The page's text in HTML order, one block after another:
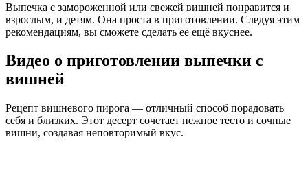
Выпечка с замороженной или свежей вишней понравится и
взрослым, и детям. Она проста в приготовлении. Следуя этим
рекомендациям, вы сможете сделать её ещё вкуснее.
Видео о приготовлении выпечки с
вишней
Рецепт вишневого пирога — отличный способ порадовать
себя и близких. Этот десерт сочетает нежное тесто и сочные
вишни, создавая неповторимый вкус.